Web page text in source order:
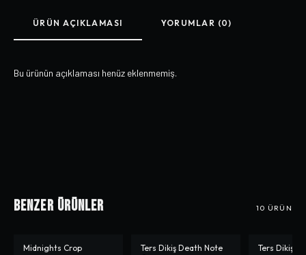
ÜRÜN AÇIKLAMASI YORUMLAR (0)
Bu ürünün açıklaması henüz eklenmemiş.
Benzer Ürünler 10 ÜRÜN
-%50
Midnights Crop -%33
Ters Dikiş Death Note
-%33
Ters Dikiş